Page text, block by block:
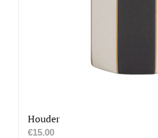
Houder
€15.00